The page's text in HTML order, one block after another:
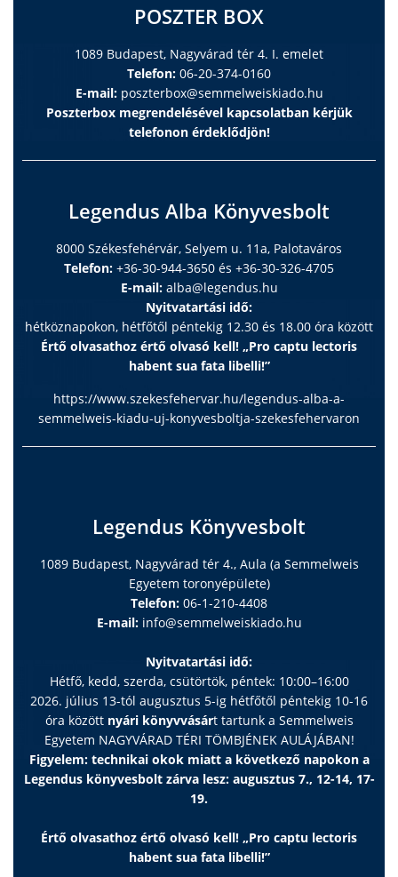
POSZTER BOX
1089 Budapest, Nagyvárad tér 4. I. emelet
Telefon: 06-20-374-0160
E-mail: poszterbox@semmelweiskiado.hu
Poszterbox megrendelésével kapcsolatban kérjük
telefonon érdeklődjön!
Legendus Alba Könyvesbolt
8000 Székesfehérvár, Selyem u. 11a, Palotaváros
Telefon: +36-30-944-3650 és +36-30-326-4705
E-mail: alba@legendus.hu
Nyitvatartási idő:
hétköznapokon, hétfőtől péntekig 12.30 és 18.00 óra között
Értő olvasathoz értő olvasó kell! „Pro captu lectoris
habent sua fata libelli!”
https://www.szekesfehervar.hu/legendus-alba-a-
semmelweis-kiadu-uj-konyvesboltja-szekesfehervaron
Legendus Könyvesbolt
1089 Budapest, Nagyvárad tér 4., Aula (a Semmelweis
Egyetem toronyépülete)
Telefon: 06-1-210-4408
E-mail: info@semmelweiskiado.hu
Nyitvatartási idő:
Hétfő, kedd, szerda, csütörtök, péntek: 10:00–16:00
2026. július 13-tól augusztus 5-ig hétfőtől péntekig 10-16
óra között nyári könyvvásárt tartunk a Semmelweis
Egyetem NAGYVÁRAD TÉRI TÖMBJÉNEK AULÁJÁBAN!
Figyelem: technikai okok miatt a következő napokon a
Legendus könyvesbolt zárva lesz: augusztus 7., 12-14, 17-
19.
Értő olvasathoz értő olvasó kell! „Pro captu lectoris
habent sua fata libelli!”